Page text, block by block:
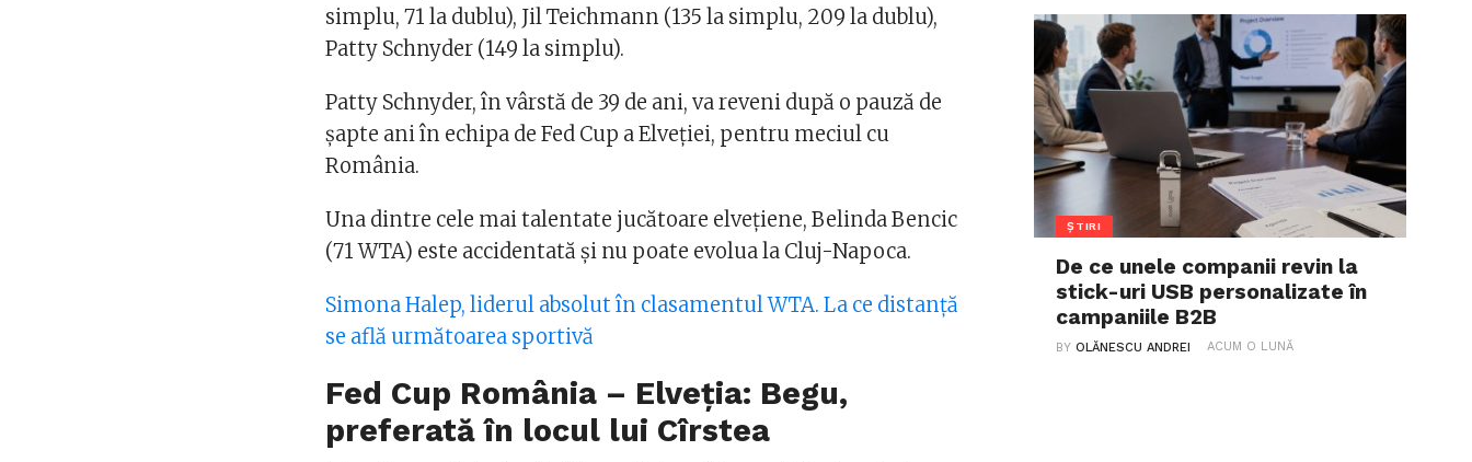
simplu, 71 la dublu), Jil Teichmann (135 la simplu, 209 la dublu),
Patty Schnyder (149 la simplu).
Patty Schnyder, în vârstă de 39 de ani, va reveni după o pauză de
şapte ani în echipa de Fed Cup a Elveţiei, pentru meciul cu
România.
Una dintre cele mai talentate jucătoare elveţiene, Belinda Bencic
(71 WTA) este accidentată şi nu poate evolua la Cluj-Napoca.
Simona Halep, liderul absolut în clasamentul WTA. La ce distanță
se află următoarea sportivă
Fed Cup România – Elveția: Begu,
preferată în locul lui Cîrstea
ȘTIRI
De ce unele companii revin la
stick-uri USB personalizate în
campaniile B2B
BYOLĂNESCU ANDREI ACUM O LUNĂ